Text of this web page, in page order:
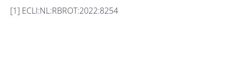
[1] ECLI:NL:RBROT:2022:8254